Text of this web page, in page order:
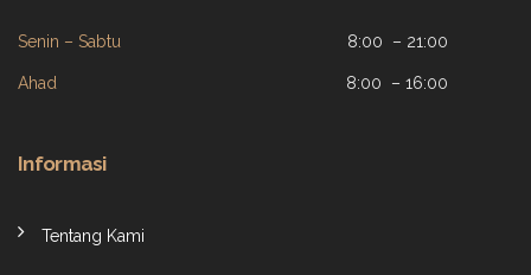
Senin – Sabtu 8:00 – 21:00
Ahad 8:00 – 16:00
Informasi
Tentang Kami